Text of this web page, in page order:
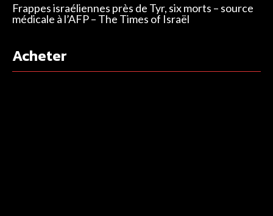
Frappes israéliennes près de Tyr, six morts – source
médicale à l’AFP – The Times of Israël
Acheter